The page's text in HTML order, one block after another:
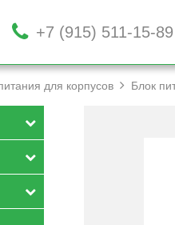
+7 (915) 511-15-89
для корпусов Блок